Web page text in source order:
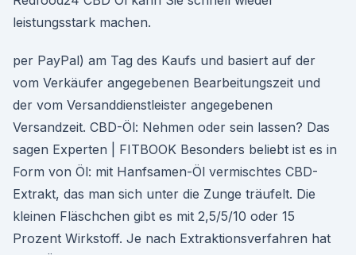
leistungsstark machen.
per PayPal) am Tag des Kaufs und basiert auf der
vom Verkäufer angegebenen Bearbeitungszeit und
der vom Versanddienstleister angegebenen
Versandzeit. CBD-Öl: Nehmen oder sein lassen? Das
sagen Experten | FITBOOK Besonders beliebt ist es in
Form von Öl: mit Hanfsamen-Öl vermischtes CBD-
Extrakt, das man sich unter die Zunge träufelt. Die
kleinen Fläschchen gibt es mit 2,5/5/10 oder 15
Prozent Wirkstoff. Je nach Extraktionsverfahren hat